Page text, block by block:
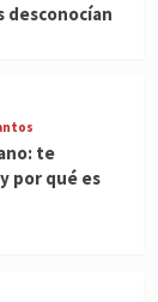
desconocían
te
por qué es